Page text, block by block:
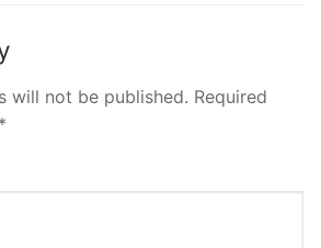
will not be published. Required
*